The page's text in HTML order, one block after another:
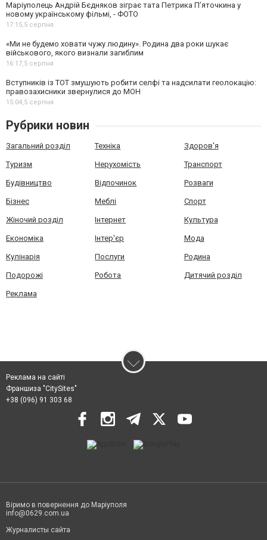
Маріуполець Андрій Бєдняков зіграє тата Петрика П’яточкина у
новому українському фільмі, - ФОТО
17:15,5 серпня
«Ми не будемо ховати чужу людину». Родина два роки шукає
військового, якого визнали загиблим
16:17,5 серпня
Вступників із ТОТ змушують робити селфі та надсилати геолокацію:
правозахисники звернулися до МОН
15:04,5 серпня
Рубрики новин
Загальний розділ Техніка Здоров'я
Туризм Нерухомість Транспорт
Будівництво Відпочинок Розваги
Бізнес Меблі Спорт
Жіночий розділ Інтернет Культура
Економіка Інтер'єр Мода
Кулінарія Послуги Родина
Подорожі Робота Дитячий розділ
Реклама
Реклама на сайті
Франшиза "CitySites"
+38 (096) 91 303 68
Віримо в повернення до Маріуполя
info@0629.com.ua
Журналисты сайта